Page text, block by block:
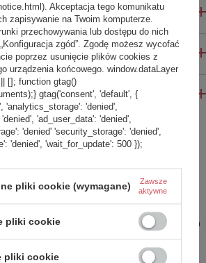
:)
Contigo Jackson 2.0 720ml Tritan Juniper
produktu w okresie 30 dni przed wprowadzeniem
Akceptacja tego komunikatu
zapisywanie na Twoim komputerze.
przechowywania lub dostępu do nich
zgód”. Zgodę możesz wycofać
poprzez usunięcie plików cookies z
urządzenia końcowego. window.dataLayer
[]; function gtag()
gtag('consent', 'default', {
'analytics_storage': 'denied',
'ad_user_data': 'denied',
'denied' 'security_storage': 'denied',
'denied', 'wait_for_update': 500 });
pliki cookie (wymagane)
Zawsze
aktywne
pliki cookie
pliki cookie